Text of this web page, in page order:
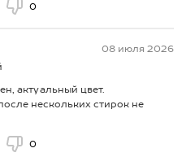
0
08 июля 2026
актуальный цвет.
нескольких стирок не
0